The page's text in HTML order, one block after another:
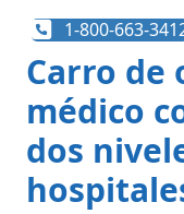
1-800-663-
Carro de
médico
dos